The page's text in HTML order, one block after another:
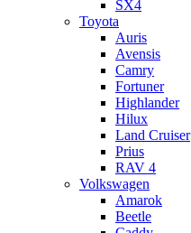
SX4
Toyota
Auris
Avensis
Camry
Fortuner
Highlander
Hilux
Land Cruiser
Prius
RAV 4
Volkswagen
Amarok
Beetle